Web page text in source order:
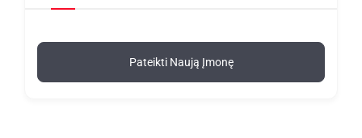
Pateikti Naują Įmonę